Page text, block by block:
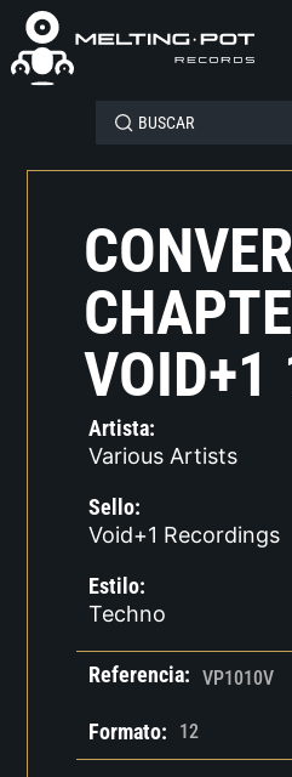
VOID+1
Artista:
Various Artists
Sello:
Void+1 Recordings
Estilo:
Techno
Referencia: VP1010V
Formato: 12